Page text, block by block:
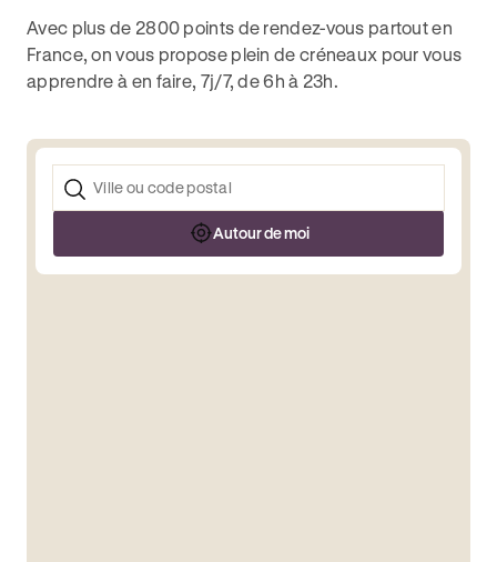
Avec plus de 2800 points de rendez-vous partout en
France, on vous propose plein de créneaux pour vous
apprendre à en faire, 7j/7, de 6h à 23h.
Autour de moi